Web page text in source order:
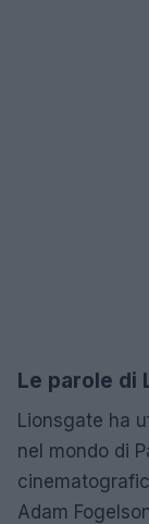
Le parole di
Lionsgate ha
nel mondo di
Adam